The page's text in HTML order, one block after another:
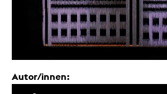
Autor/innen: